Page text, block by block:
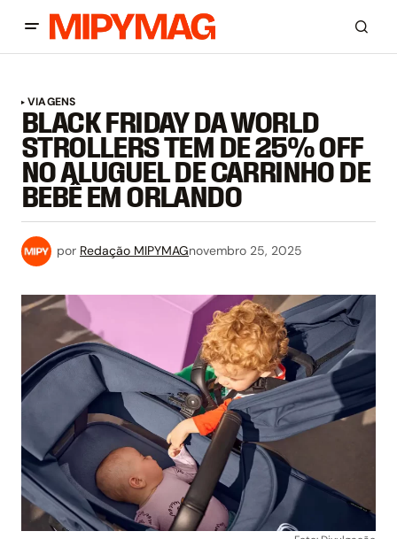
VIAGENS
BLACK FRIDAY DA WORLD
STROLLERS TEM DE 25% OFF
NO ALUGUEL DE CARRINHO DE
BEBÊ EM ORLANDO
por Redação MIPYMAGnovembro 25, 2025